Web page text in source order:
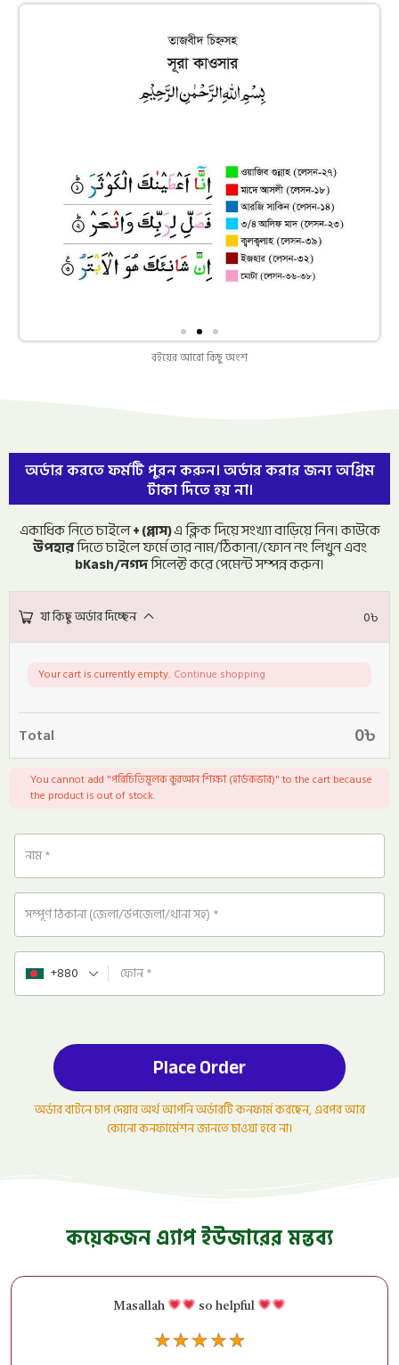
বইয়ের আরো কিছু অংশ
অর্ডার করতে ফর্মটি পুরন করুন। অর্ডার করার জন্য অগ্রিম
টাকা দিতে হয় না।
একাধিক নিতে চাইলে+ (প্লাস)এ ক্লিক দিয়ে সংখ্যা বাড়িয়ে নিন। কাউকে
উপহারদিতে চাইলে ফর্মে তার নাম/ঠিকানা/ফোন নং লিখুন এবং
bKash/নগদসিলেক্ট করে পেমেন্ট সম্পন্ন করুন।
যা কিছু অর্ডার দিচ্ছেন 0৳
Your cart is currently empty. Continue shopping
Total 0৳
You cannot add "পরিচিতিমূলক কুরআন শিক্ষা (হার্ডকভার)" to the cart because
the product is out of stock.
নাম*
সম্পূর্ণ ঠিকানা (জেলা/উপজেলা/থানা সহ) *
ফোন*
+880
Place Order
অর্ডার বাটনে চাপ দেয়ার অর্থ আপনি অর্ডারটি কনফার্ম করছেন, এরপর আর
কোনো কনফার্মেশন জানতে চাওয়া হবে না।
কয়েকজন এ্যাপ ইউজারের মন্তব্য
Masallah so helpful